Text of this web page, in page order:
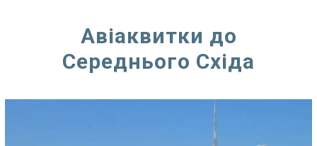
Авіаквитки до
Середнього Східа